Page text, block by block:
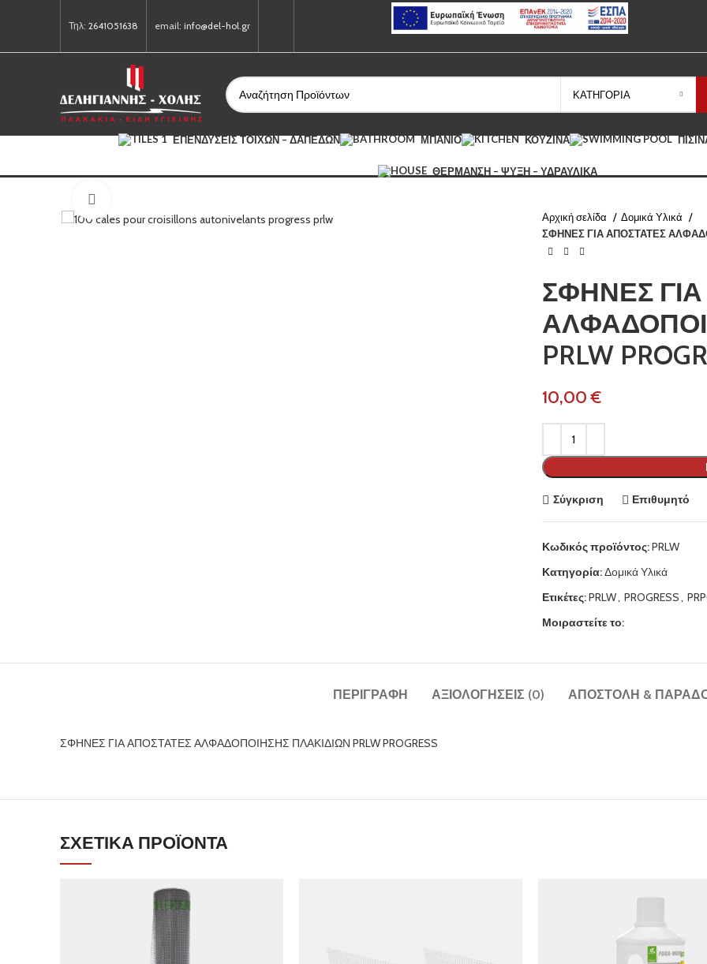
Τηλ: 2641051638 email: info@del-hol.gr
ΚΑΤΗΓΟΡΊΑ
ΕΠΕΝΔΎΣΕΙΣ ΤΟΊΧΩΝ – ΔΑΠΈΔΩΝ ΜΠΆΝΙΟ ΚΟΥΖΊΝΑ
ΘΈΡΜΑΝΣΗ – ΨΎΞΗ – ΥΔΡΑΥΛΙΚΆ
Αρχική σελίδα
Δομικά Υλικά
ΣΦΗΝΕΣ ΓΙΑ ΑΠΟΣΤΑΤΕΣ
ΣΦΗΝΕΣ
PRLW
€
Σύγκριση Επιθυμητό
Κωδικός προϊόντος:PRLW
Κατηγορία:Δομικά Υλικά
Ετικέτες:PRLW, PROGRESS ,
Μοιραστείτε το:
ΠΕΡΙΓΡΑΦΉ ΑΞΙΟΛΟΓΉΣΕΙΣ (0) ΑΠΟΣΤΟΛΉ &
ΣΦΗΝΕΣ ΓΙΑ ΑΠΟΣΤΑΤΕΣ ΑΛΦΑΔΟΠΟΙΗΣΗΣ ΠΛΑΚΙΔΙΩΝ PRLW PROGRESS
ΣΧΕΤΙΚΆ ΠΡΟΪΌΝΤΑ